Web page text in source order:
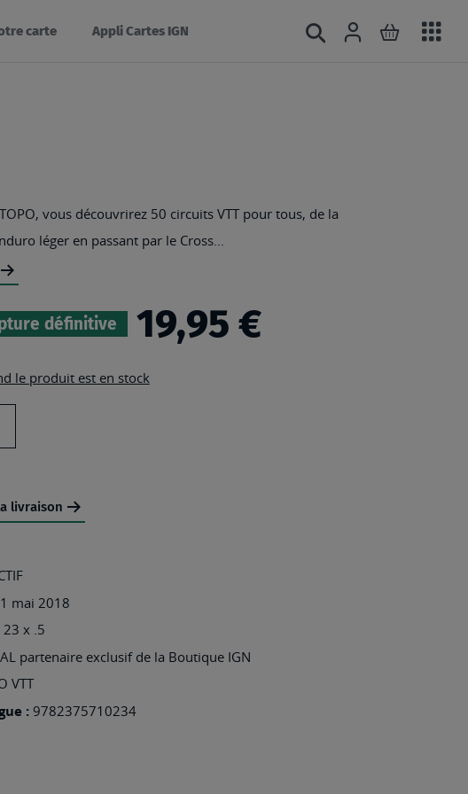
carte Appli Cartes IGN Rechercher
Connexion
Mon
vous découvrirez 50 circuits VTT pour tous, de la
léger en passant par le Cross...
définitive 19,95 €
le produit est en stock
livraison
mai 2018
23 x .5
partenaire exclusif de la Boutique IGN
VTT
: 9782375710234